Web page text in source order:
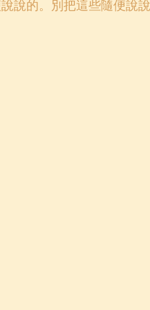
說的。別把這些隨便說